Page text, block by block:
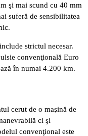
şi mai scund cu 40 mm
suferă de sensibilitatea
strictul necesar.
convenţională Euro
în numai 4.200 km.
cerut de o maşină de
ci şi
convenţional este